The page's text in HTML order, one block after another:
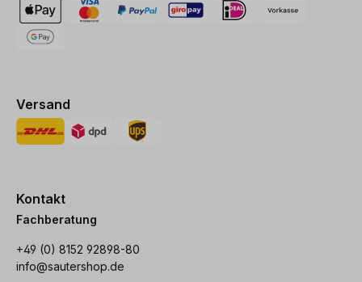
Versand
Kontakt
Fachberatung
+49 (0) 8152 92898-80
info@sautershop.de